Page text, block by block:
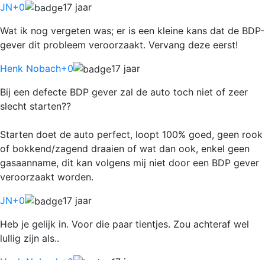
JN+0
17 jaar
Wat ik nog vergeten was; er is een kleine kans dat de BDP-
gever dit probleem veroorzaakt. Vervang deze eerst!
Henk Nobach+0
17 jaar
Bij een defecte BDP gever zal de auto toch niet of zeer
slecht starten??
Starten doet de auto perfect, loopt 100% goed, geen rook
of bokkend/zagend draaien of wat dan ook, enkel geen
gasaanname, dit kan volgens mij niet door een BDP gever
veroorzaakt worden.
JN+0
17 jaar
Heb je gelijk in. Voor die paar tientjes. Zou achteraf wel
lullig zijn als..